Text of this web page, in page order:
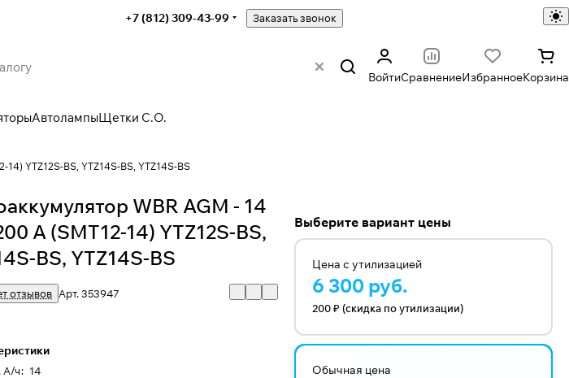
+7 (812) 309-43-99 Заказать звонок
ВойтиСравнениеИзбранноеКорзина
АвтолампыЩетки С.О.
YTZ12S-BS, YTZ14S-BS, YTZ14S-BS
WBR AGM - 14
А (SMT12-14) YTZ12S-BS,
BS, YTZ14S-BS
отзывов Арт.353947
А/ч: 14
Выберите вариант цены
Цена с утилизацией
6 300 руб.
200 ₽ (скидка по утилизации)
Обычная цена